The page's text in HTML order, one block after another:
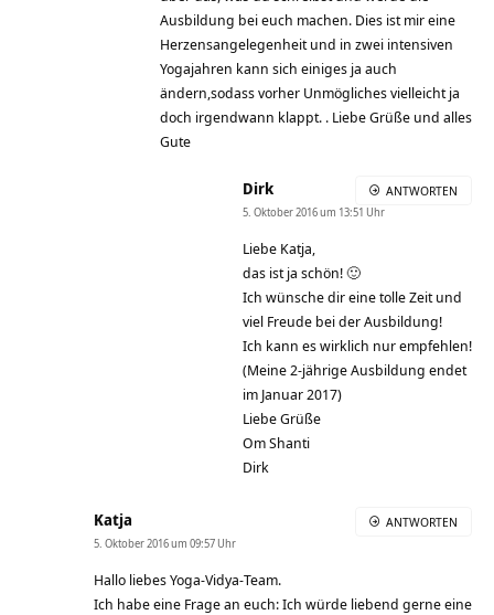
Ausbildung bei euch machen. Dies ist mir eine
Herzensangelegenheit und in zwei intensiven
Yogajahren kann sich einiges ja auch
ändern,sodass vorher Unmögliches vielleicht ja
doch irgendwann klappt. . Liebe Grüße und alles
Gute
Dirk
5. Oktober 2016 um 13:51 Uhr
Liebe Katja,
das ist ja schön! 🙂
Ich wünsche dir eine tolle Zeit und
viel Freude bei der Ausbildung!
Ich kann es wirklich nur empfehlen!
(Meine 2-jährige Ausbildung endet
im Januar 2017)
Liebe Grüße
Om Shanti
Dirk
ANTWORTEN
Katja
5. Oktober 2016 um 09:57 Uhr
Hallo liebes Yoga-Vidya-Team.
Ich habe eine Frage an euch: Ich würde liebend gerne eine
ANTWORTEN